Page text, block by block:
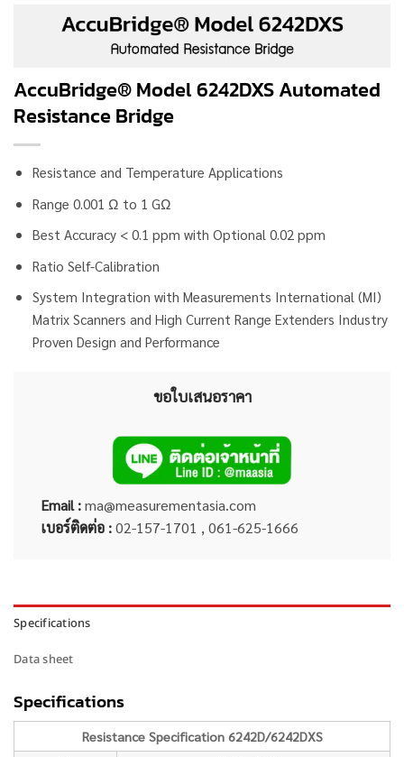
AccuBridge® Model 6242DXS Automated
Resistance Bridge
Resistance and Temperature Applications
Range 0.001 Ω to 1 GΩ
Best Accuracy < 0.1 ppm with Optional 0.02 ppm
Ratio Self-Calibration
System Integration with Measurements International (MI)
Matrix Scanners and High Current Range Extenders Industry
Proven Design and Performance
ขอใบเสนอราคา
Email :ma@measurementasia.com
เบอร์ติดต่อ :02-157-1701 , 061-625-1666
Specifications
Data sheet
Specifications
Resistance Specification 6242D/6242DXS